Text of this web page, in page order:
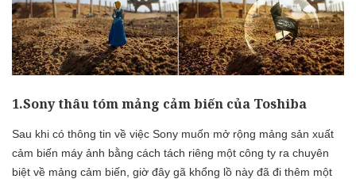
1.Sony thâu tóm mảng cảm biến của Toshiba
Sau khi có thông tin về việc Sony muốn mở rộng mảng sản xuất
cảm biến máy ảnh bằng cách tách riêng một công ty ra chuyên
biệt về mảng cảm biến, giờ đây gã khổng lồ này đã đi thêm một